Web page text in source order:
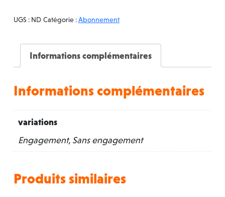
UGS :ND Catégorie :Abonnement
Informations complémentaires
Informations complémentaires
variations
Engagement, Sans engagement
Produits similaires